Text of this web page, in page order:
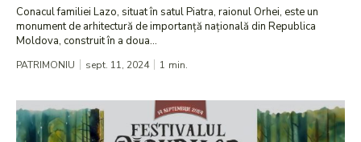
Conacul familiei Lazo, situat în satul Piatra, raionul Orhei, este un
monument de arhitectură de importanță națională din Republica
Moldova, construit în a doua...
PATRIMONIU sept. 11, 2024 1 min.